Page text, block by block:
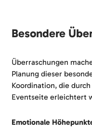
Besondere
Überraschungen
Planung dieser
Koordination, die
Eventseite erleichtert
Emotionale